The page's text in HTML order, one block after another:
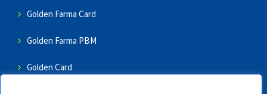
Golden Farma Card
Golden Farma PBM
Golden Card